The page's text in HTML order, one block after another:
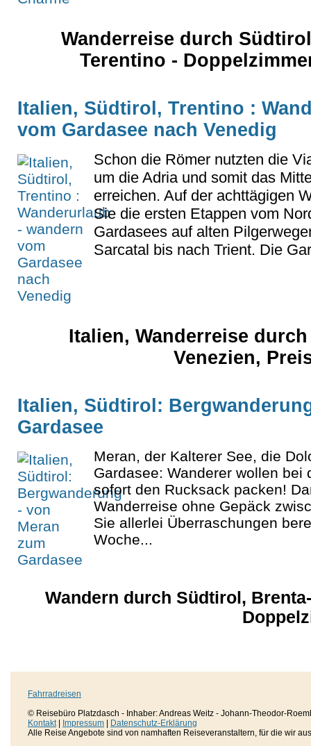
Wanderreise durch
Terentino -
Italien, Südtirol, Trentino :
vom Gardasee nach Venedig
Schon die Römer nutzten die
um die Adria und somit das
erreichen. Auf der achttägigen
Sie die ersten Etappen vom
Gardasees auf alten
Sarcatal bis nach Trient. Die
Italien, Wanderreise
Venezien,
Italien, Südtirol:
Gardasee
Meran, der Kalterer See, die
Gardasee: Wanderer wollen bei
sofort den Rucksack packen!
Wanderreise ohne Gepäck
Sie allerlei Überraschungen
Woche...
Wandern durch Südtirol,
Fahrradreisen
© Reisebüro Platzdasch - Inhaber: Andreas Weitz - Johann-Theodor-
Kontakt| Impressum
Datenschutz-Erklärung
Alle Reise Angebote sind von namhaften Reiseveranstaltern, für die wir